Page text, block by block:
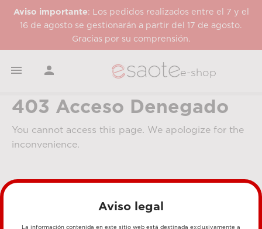
Aviso importante: Los pedidos realizados entre el 7 y el
16 de agosto se gestionarán a partir del 17 de agosto.
Gracias por su comprensión.
  e-shop
403 Acceso Denegado
You cannot access this page. We apologize for the
inconvenience.
Aviso legal
La información contenida en este sitio web está destinada exclusivamente a